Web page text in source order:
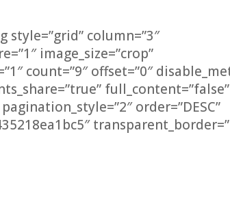
style=”grid” column=”3″
image_size=”crop”
count=”9″ offset=”0″
full_content=”false”
order=”DESC”